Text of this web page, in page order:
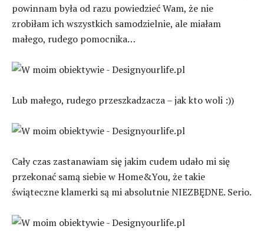
powinnam była od razu powiedzieć Wam, że nie
zrobiłam ich wszystkich samodzielnie, ale miałam
małego, rudego pomocnika…
Lub małego, rudego przeszkadzacza – jak kto woli :))
Cały czas zastanawiam się jakim cudem udało mi się
przekonać samą siebie w Home&You, że takie
świąteczne klamerki są mi absolutnie NIEZBĘDNE. Serio.